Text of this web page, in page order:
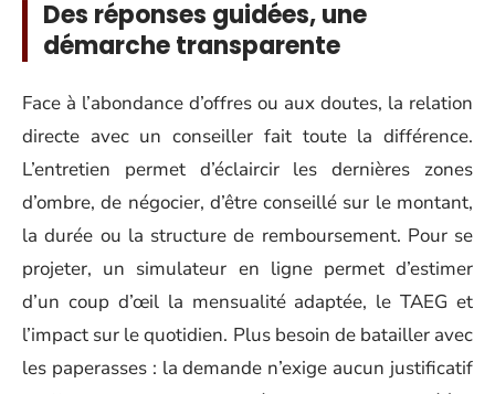
Des réponses guidées, une
démarche transparente
Face à l’abondance d’offres ou aux doutes, la relation
directe avec un conseiller fait toute la différence.
L’entretien permet d’éclaircir les dernières zones
d’ombre, de négocier, d’être conseillé sur le montant,
la durée ou la structure de remboursement. Pour se
projeter, un simulateur en ligne permet d’estimer
d’un coup d’œil la mensualité adaptée, le TAEG et
l’impact sur le quotidien. Plus besoin de batailler avec
les paperasses : la demande n’exige aucun justificatif